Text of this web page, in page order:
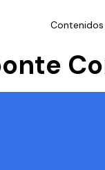
Contenidos